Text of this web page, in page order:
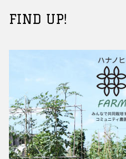
FIND UP!